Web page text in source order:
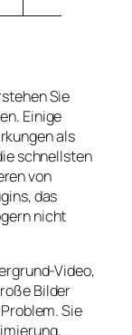
Sie
Einige
als
schnellsten
von
das
nicht
Video,
Bilder
Sie